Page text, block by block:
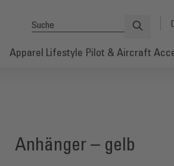
Apparel Lifestyle Pilot & Aircraft
SUCHE
Anhänger – gelb